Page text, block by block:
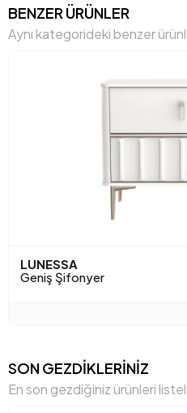
Anarenk
BENZER ÜRÜNLER
Aynı kategorideki benzer
LUNESSA
Geniş Şifonyer
SON GEZDİKLERİNİZ
En son gezdiğiniz ürünleri